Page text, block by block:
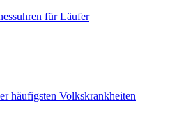
für Läufer
häufigsten Volkskrankheiten